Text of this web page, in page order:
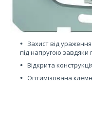
Захист від
під напругою завдяки
Відкрита
Оптимізована